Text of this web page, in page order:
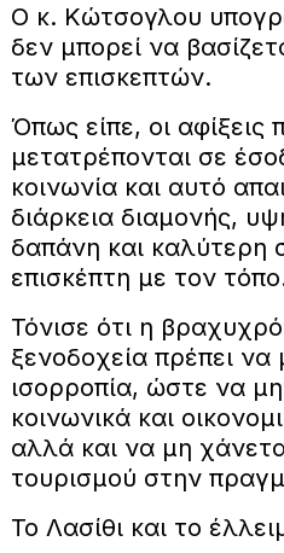
Ο κ. Κώτσογλου
δεν μπορεί να
των επισκεπτών.
Όπως είπε, οι αφίξεις
μετατρέπονται σε
κοινωνία και αυτό
διάρκεια διαμονής,
δαπάνη και καλύτερη
επισκέπτη με τον
Τόνισε ότι η
ξενοδοχεία πρέπει να
ισορροπία, ώστε να
κοινωνικά και
αλλά και να μη
τουρισμού στην
Το Λασίθι και το